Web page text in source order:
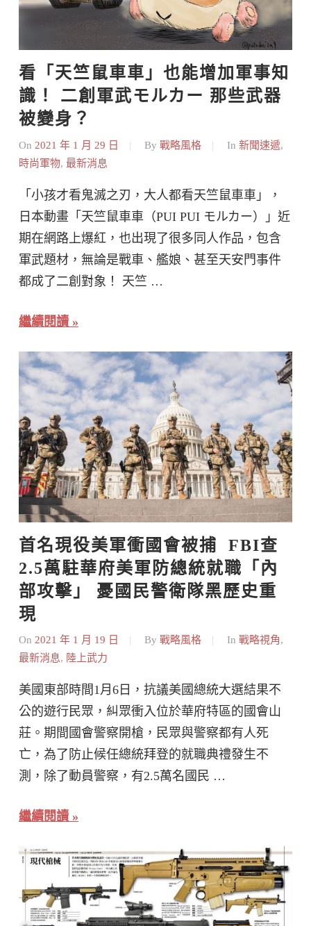
看「天竺鼠車車」也能增加軍事知
識！ 二創軍武モルカー 那些武器
被變身？
On 2021 年 1 月 29 日 By 戰略風格 In 新聞速遞,
時尚軍物, 最新消息
「小孩才看鬼滅之刃，大人都看天竺鼠車車」，
日本動畫「天竺鼠車車（PUI PUI モルカー）」近
期在網路上爆紅，也出現了很多同人作品，包含
軍武題材，無論是戰車、艦娘、甚至天安門事件
都成了二創對象！ 天竺 …
繼續閱讀
首名現役美軍衝國會被捕  FBI查
2.5萬駐華府美軍防總統就職「內
部攻擊」 憂國民警衛隊黑歷史重
現
On 2021 年 1 月 19 日 By 戰略風格 In 戰略視角,
最新消息, 陸上武力
美國東部時間1月6日，抗議美國總統大選結果不
公的遊行民眾，糾眾衝入位於華府特區的國會山
莊。期間國會警察開槍，民眾與警察都有人死
亡，為了防止候任總統拜登的就職典禮發生不
測，除了動員警察，有2.5萬名國民 …
繼續閱讀